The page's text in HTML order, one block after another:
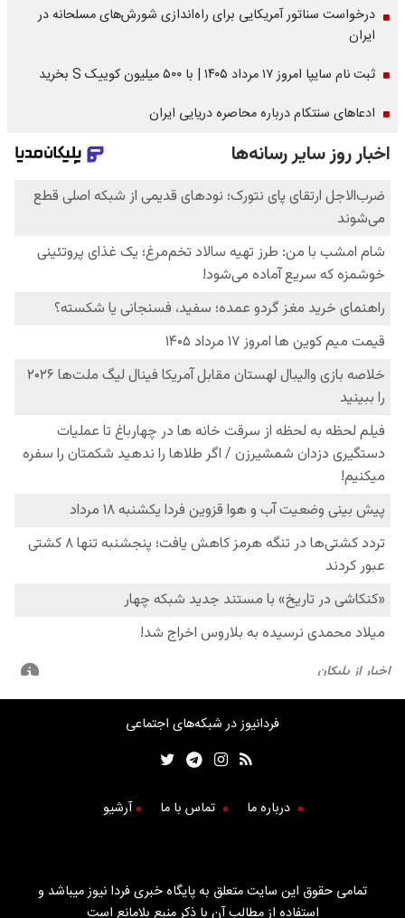
درخواست سناتور آمریکایی برای راه‌اندازی شورش‌های مسلحانه در
ایران
ثبت نام سایپا امروز ۱۷ مرداد ۱۴۰۵ | با ۵۰۰ میلیون کوییک S بخرید
ادعاهای سنتکام درباره محاصره دریایی ایران
فردانیوز در شبکه‌های اجتماعی
درباره ما تماس با ما آرشیو
تمامی حقوق این سایت متعلق به پایگاه خبری فردا نیوز میباشد و
استفاده از مطالب آن با ذکر منبع بلامانع است